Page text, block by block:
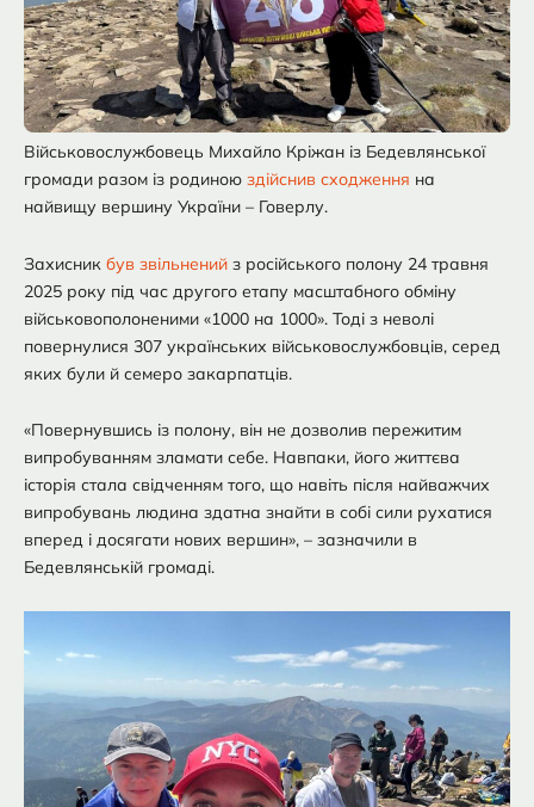
Військовослужбовець Михайло Кріжан із Бедевлянської
громади разом із родиною здійснив сходження на
найвищу вершину України – Говерлу.
Захисник був звільнений з російського полону 24 травня
2025 року під час другого етапу масштабного обміну
військовополоненими «1000 на 1000». Тоді з неволі
повернулися 307 українських військовослужбовців, серед
яких були й семеро закарпатців.
«Повернувшись із полону, він не дозволив пережитим
випробуванням зламати себе. Навпаки, його життєва
історія стала свідченням того, що навіть після найважчих
випробувань людина здатна знайти в собі сили рухатися
вперед і досягати нових вершин», – зазначили в
Бедевлянській громаді.